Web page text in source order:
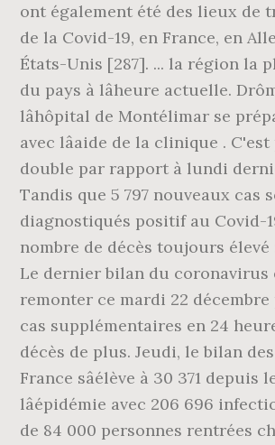
ont également été des lieux de
de la Covid-19, en France, en
États-Unis [287]. ... la région la
du pays à lâheure actuelle.
lâhôpital de Montélimar se
avec lâaide de la clinique .
double par rapport à lundi
Tandis que 5 797 nouveaux cas
diagnostiqués positif au Covid-
nombre de décès toujours élevé
Le dernier bilan du coronavirus
remonter ce mardi 22 décembre
cas supplémentaires en 24
décès de plus. Jeudi, le bilan
France sâélève à 30 371 depuis
lâépidémie avec 206 696
de 84 000 personnes rentrées